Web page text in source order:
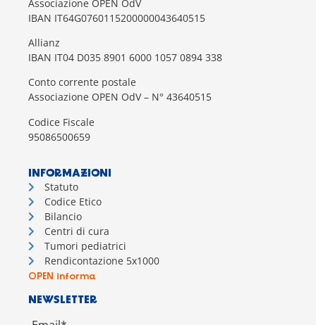
Associazione OPEN OdV
IBAN IT64G0760115200000043640515
Allianz
IBAN IT04 D035 8901 6000 1057 0894 338
Conto corrente postale
Associazione OPEN OdV – N° 43640515
Codice Fiscale
95086500659
INFORMAZIONI
Statuto
Codice Etico
Bilancio
Centri di cura
Tumori pediatrici
Rendicontazione 5x1000
OPEN informa
NEWSLETTER